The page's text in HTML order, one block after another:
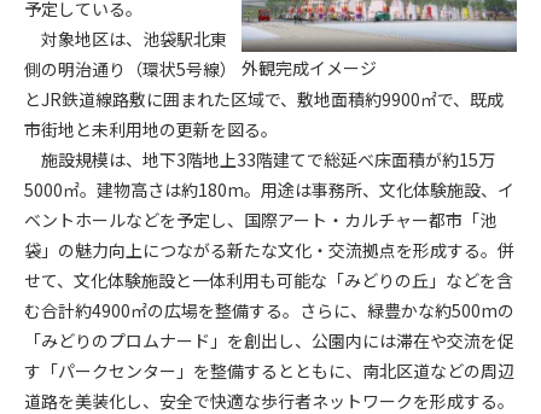
外観完成イメージ
予定している。
対象地区は、池袋駅北東
側の明治通り（環状5号線）
とJR鉄道線路敷に囲まれた区域で、敷地面積約9900㎡で、既成
市街地と未利用地の更新を図る。
施設規模は、地下3階地上33階建てで総延べ床面積が約15万
5000㎡。建物高さは約180m。用途は事務所、文化体験施設、イ
ベントホールなどを予定し、国際アート・カルチャー都市「池
袋」の魅力向上につながる新たな文化・交流拠点を形成する。併
せて、文化体験施設と一体利用も可能な「みどりの丘」などを含
む合計約4900㎡の広場を整備する。さらに、緑豊かな約500mの
「みどりのプロムナード」を創出し、公園内には滞在や交流を促
す「パークセンター」を整備するとともに、南北区道などの周辺
道路を美装化し、安全で快適な歩行者ネットワークを形成する。
第4条（会員の定義と登録）
1. 管理者は前条により審査の結果、会員申込みをした者が以下
の何れかの項目に該当することがわかった場合、その者の会
員としての権限を承認しないことがあります。
(1) 会員申し込みをした者が実在しなかった場合
(2) 本規約に違反した場合/li>
(3) 会員申し込みの際、申告事項に虚偽があった場合
(4) 会員申込者が管理者所定の手続き通りに会員申込手続き処
理を行わなかった場合
(5) その他管理者が会員とすることを不適当と判断した場合
2. 管理者は承認後であっても承認した会員が前項の何れかに該
当することが判明した場合、会員資格を取り消すことがあり
ます。